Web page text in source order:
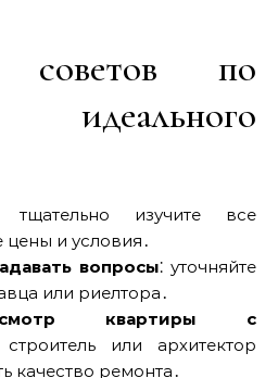
советов по
тщательно изучите все
цены и условия․
вопросы⁚ уточняйте
или риелтора․
квартиры с
строитель или архитектор
качество ремонта․